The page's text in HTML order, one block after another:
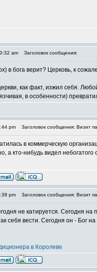
am Заголовок сообщения:
в бога верит? Церковь, к
как факт, изжил себя.
в особенности)
pm Заголовок сообщения: Визит
в коммерческую
а кто-нибудь видел
pm Заголовок сообщения: Визит
не катируется. Сегодня
себя вести. Сегодня он - Бог
в Королеве